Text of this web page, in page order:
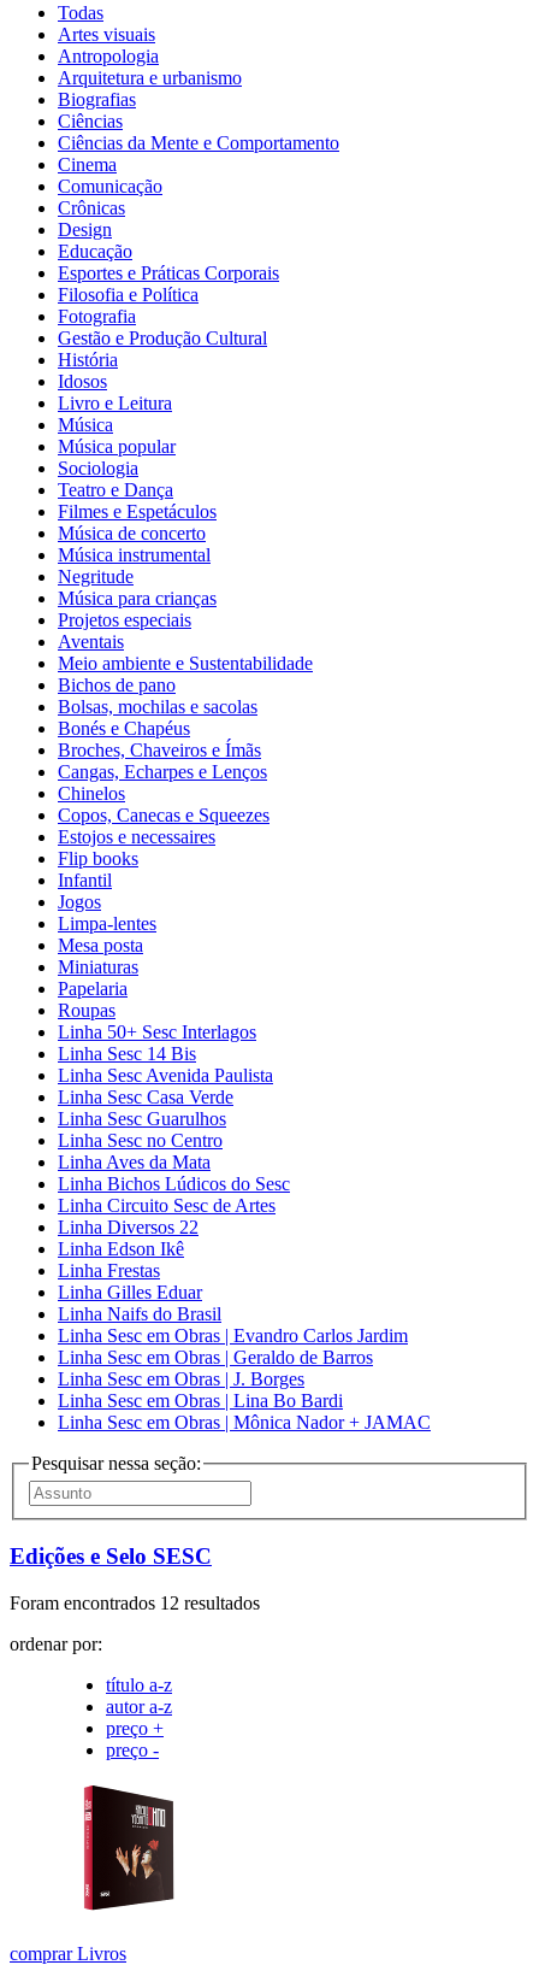
Todas
Artes visuais
Antropologia
Arquitetura e urbanismo
Biografias
Ciências
Ciências da Mente e Comportamento
Cinema
Comunicação
Crônicas
Design
Educação
Esportes e Práticas Corporais
Filosofia e Política
Fotografia
Gestão e Produção Cultural
História
Idosos
Livro e Leitura
Música
Música popular
Sociologia
Teatro e Dança
Filmes e Espetáculos
Música de concerto
Música instrumental
Negritude
Música para crianças
Projetos especiais
Aventais
Meio ambiente e Sustentabilidade
Bichos de pano
Bolsas, mochilas e sacolas
Bonés e Chapéus
Broches, Chaveiros e Ímãs
Cangas, Echarpes e Lenços
Chinelos
Copos, Canecas e Squeezes
Estojos e necessaires
Flip books
Infantil
Jogos
Limpa-lentes
Mesa posta
Miniaturas
Papelaria
Roupas
Linha 50+ Sesc Interlagos
Linha Sesc 14 Bis
Linha Sesc Avenida Paulista
Linha Sesc Casa Verde
Linha Sesc Guarulhos
Linha Sesc no Centro
Linha Aves da Mata
Linha Bichos Lúdicos do Sesc
Linha Circuito Sesc de Artes
Linha Diversos 22
Linha Edson Ikê
Linha Frestas
Linha Gilles Eduar
Linha Naifs do Brasil
Linha Sesc em Obras | Evandro Carlos Jardim
Linha Sesc em Obras | Geraldo de Barros
Linha Sesc em Obras | J. Borges
Linha Sesc em Obras | Lina Bo Bardi
Linha Sesc em Obras | Mônica Nador + JAMAC
Pesquisar nessa seção:
Edições e Selo SESC
Foram encontrados 12 resultados
ordenar por:
título a-z
autor a-z
preço +
preço -
comprarLivros